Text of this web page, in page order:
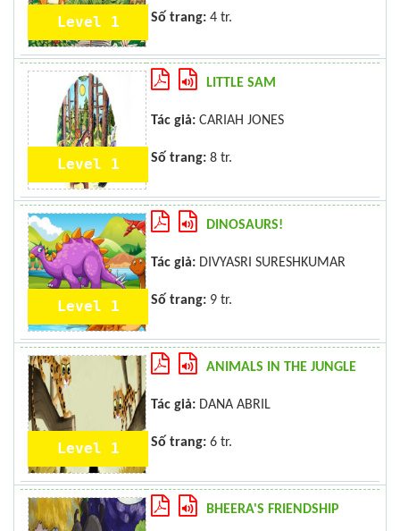
Level 1 Số trang: 4 tr.
Level 1
LITTLE SAM
Tác giả: CARIAH JONES
Số trang: 8 tr.
Level 1
DINOSAURS!
Tác giả: DIVYASRI SURESHKUMAR
Số trang: 9 tr.
Level 1
ANIMALS IN THE JUNGLE
Tác giả: DANA ABRIL
Số trang: 6 tr.
BHEERA'S FRIENDSHIP